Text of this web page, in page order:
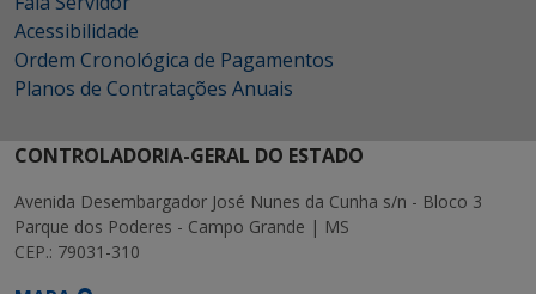
Acessibilidade
Ordem Cronológica de Pagamentos
Planos de Contratações Anuais
CONTROLADORIA-GERAL DO ESTADO
Avenida Desembargador José Nunes da Cunha s/n - Bloco 3
Parque dos Poderes - Campo Grande | MS
CEP.: 79031-310